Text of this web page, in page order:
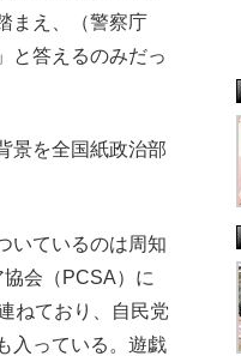
まえ、（警察庁
と答えるのみだっ
景を全国紙政治部
いているのは周知
会（PCSA）に
ねており、自民党
入っている。遊戯